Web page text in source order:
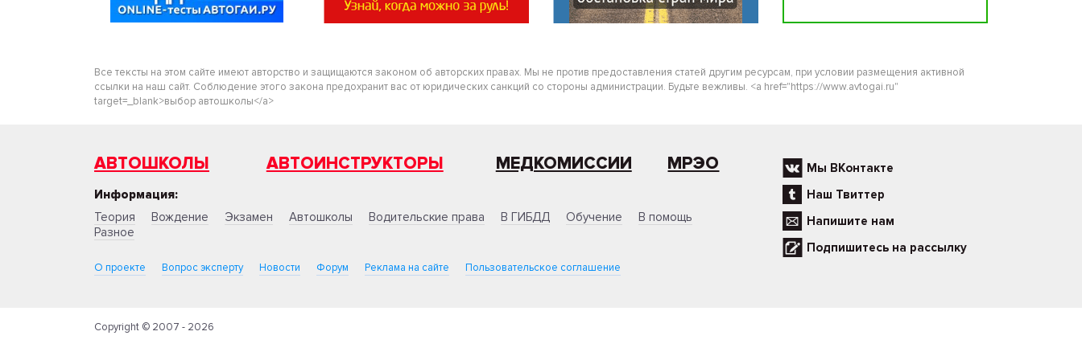
Все тексты на этом сайте имеют авторство и защищаются законом об авторских правах. Мы не против предоставления статей другим ресурсам, при условии размещения активной
ссылки на наш сайт. Соблюдение этого закона предохранит вас от юридических санкций со стороны администрации. Будьте вежливы. <a href="https://www.avtogai.ru"
target=_blank>выбор автошколы</a>
АВТОШКОЛЫ АВТОИНСТРУКТОРЫ МЕДКОМИССИИ МРЭО
Информация:
Теория
Вождение Экзамен Автошколы Водительские права В ГИБДД Обучение
В помощь
Разное
О проекте Вопрос эксперту Новости Форум Реклама на сайте Пользовательское соглашение
Мы ВКонтакте
Наш Твиттер
Напишите нам
Подпишитесь на рассылку
Copyright © 2007 - 2026